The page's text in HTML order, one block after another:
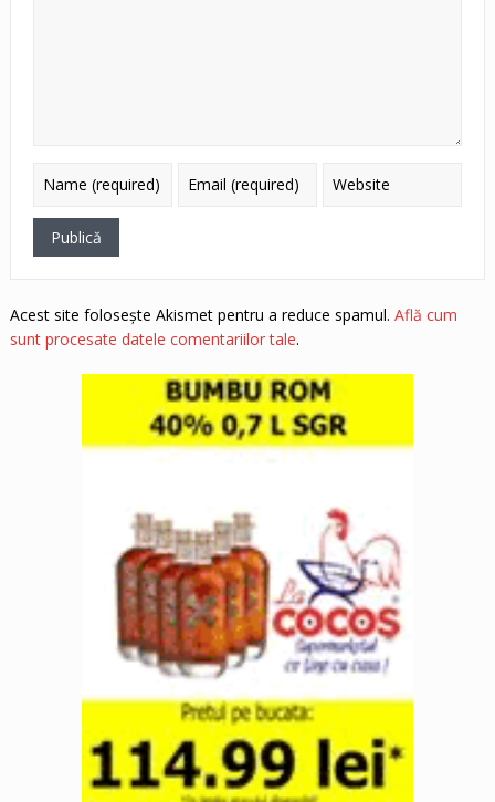
Acest site folosește Akismet pentru a reduce spamul. Află cum
sunt procesate datele comentariilor tale.